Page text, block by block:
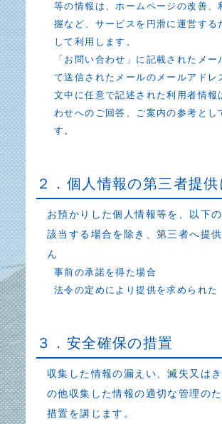
等の情報は、ホームページの改善、
握など、サービスを円滑に運営する
して利用します。
「お問い合わせ」に記載されたメー
て送信されたメールのメールアドレ
文中に任意で記述された利用者情報
わせへのご回答、ご案内の参考とし
す。
２．個人情報の第三者提供
お預かりした個人情報等を、以下
該当する場合を除き、第三者へ提
ん
事前の承諾を得た場合
法令の定めにより提供を求められた
３．安全確保の措置
収集した情報の漏えい、滅失又は
の他収集した情報の適切な管理の
措置を講じます。